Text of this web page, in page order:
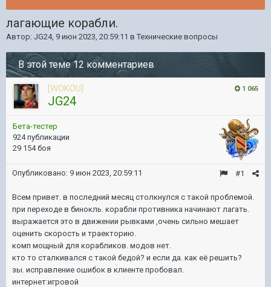
лагающие корабли.
Автор: JG24, 9 июн 2023, 20:59:11 в Технические вопросы
В этой теме 12 комментариев
1 065
[WOKOU]
JG24
Бета-тестер
924 публикации
29 154 боя
#1
Опубликовано: 9 июн 2023, 20:59:11
Всем привет. в последний месяц столкнулся с такой проблемой.
при переходе в бинокль. корабли противника начинают лагать.
выражается это в движении рывками ,очень сильно мешает
оценить скорость и траекторию.
комп мощный для корабликов. модов нет.
кто то сталкивался с такой бедой? и если да. как её решить?
зы. исправление ошибок в клиенте пробовал.
интернет:игровой